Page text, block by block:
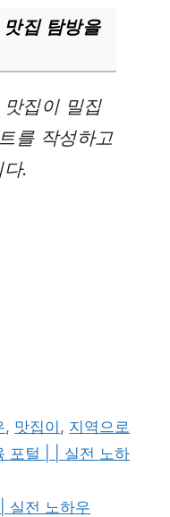
집 탐방을
집이 밀집
를 작성하고
.
, 맛집이 , 지역으로
포털 | | 실전 노하
실전 노하우